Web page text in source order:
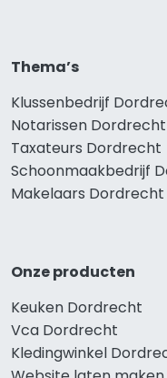
Thema’s
Klussenbedrijf
Notarissen Dordrecht
Taxateurs Dordrecht
Schoonmaakbedrijf
Makelaars Dordrecht
Onze producten
Keuken Dordrecht
Vca Dordrecht
Kledingwinkel